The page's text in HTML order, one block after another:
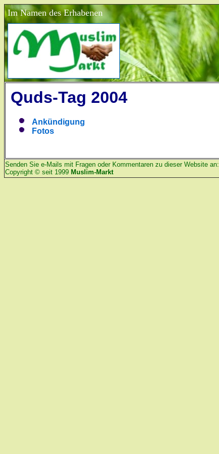
Im Namen des Erhabenen
Quds-Tag 2004
Ankündigung
Fotos
Senden Sie e-Mails mit Fragen oder Kommentaren zu dieser Website an:
Copyright © seit 1999 Muslim-Markt